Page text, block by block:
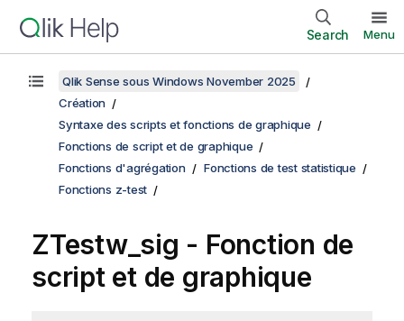
Search Menu
Qlik Sense sous Windows November 2025
Création
Syntaxe des scripts et fonctions de graphique
Fonctions de script et de graphique
Fonctions d'agrégation
Fonctions de test statistique
Fonctions z-test
ZTestw_sig - Fonction de
script et de graphique